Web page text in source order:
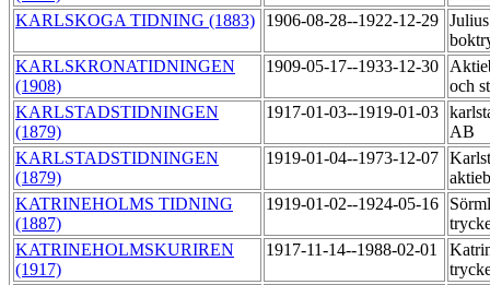
KARLSKOGA TIDNING (1883)
1906-08-28--1922-12-29
KARLSKRONATIDNINGEN
(1908)
1909-05-17--1933-12-30
och
KARLSTADSTIDNINGEN
(1879)
1917-01-03--1919-01-03
AB
KARLSTADSTIDNINGEN
(1879)
1919-01-04--1973-12-07
KATRINEHOLMS TIDNING
(1887)
1919-01-02--1924-05-16
KATRINEHOLMSKURIREN
(1917)
1917-11-14--1988-02-01